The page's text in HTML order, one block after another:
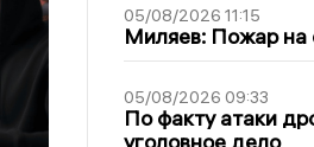
05/08/2026 11:15
Миляев: Пожар на
05/08/2026 09:33
По факту атаки